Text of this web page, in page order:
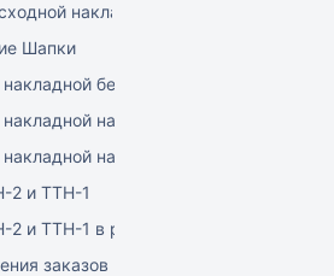
накладной
Шапки
без заказа
на основе заказа
на основе документа ТСД
2 и ТТН-1
2 и ТТН-1 в розничных ценах
заказов на продажу